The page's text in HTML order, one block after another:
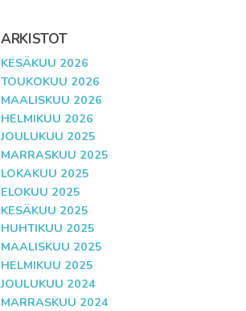
ARKISTOT
KESÄKUU 2026
TOUKOKUU 2026
MAALISKUU 2026
HELMIKUU 2026
JOULUKUU 2025
MARRASKUU 2025
LOKAKUU 2025
ELOKUU 2025
KESÄKUU 2025
HUHTIKUU 2025
MAALISKUU 2025
HELMIKUU 2025
JOULUKUU 2024
MARRASKUU 2024